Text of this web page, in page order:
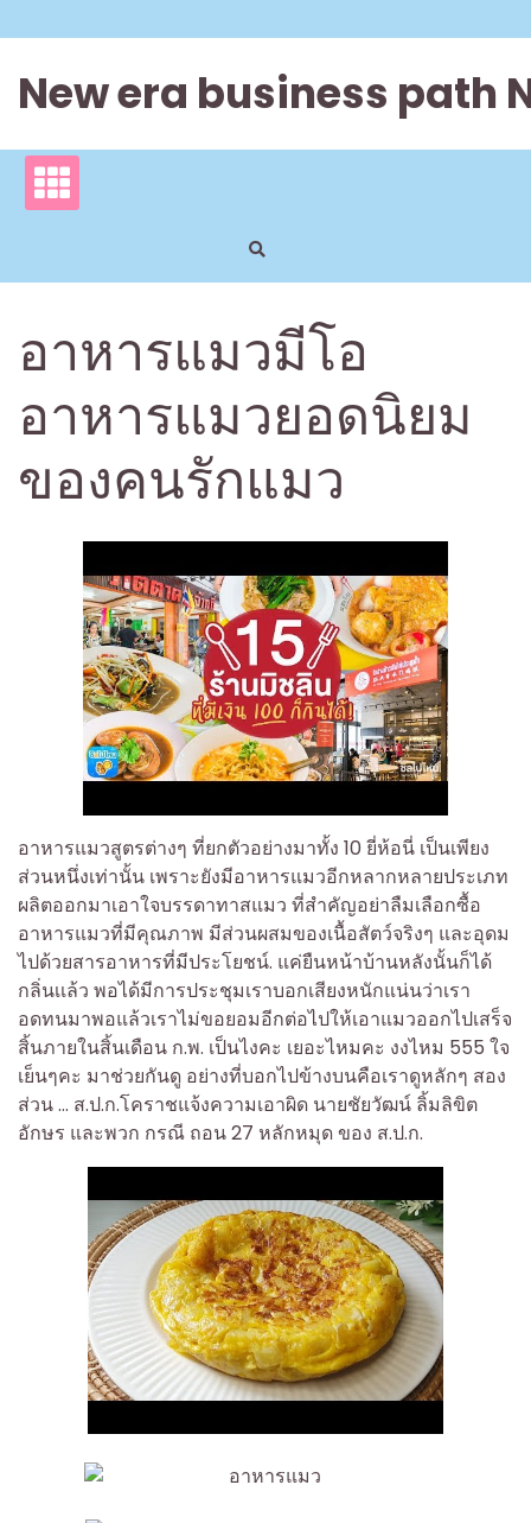
to
New era business path
อาหารแมวมีโอ
อาหารแมวยอดนิยม
ของคนรักแมว
อาหารแมวสูตรต่างๆ ที่ยกตัวอย่างมาทั้ง 10 ยี่ห้อนี่ เป็นเพียง
ส่วนหนึ่งเท่านั้น เพราะยังมีอาหารแมวอีกหลากหลายประเภท
ผลิตออกมาเอาใจบรรดาทาสแมว ที่สำคัญอย่าลืมเลือกซื้อ
อาหารแมวที่มีคุณภาพ มีส่วนผสมของเนื้อสัตว์จริงๆ และอุดม
ไปด้วยสารอาหารที่มีประโยชน์. แค่ยืนหน้าบ้านหลังนั้นก็ได้
กลิ่นเเล้ว พอได้มีการประชุมเราบอกเสียงหนักแน่นว่าเรา
อดทนมาพอแล้วเราไม่ขอยอมอีกต่อไปให้เอาแมวออกไปเสร็จ
สิ้นภายในสิ้นเดือน ก.พ. เป็นไงคะ เยอะไหมคะ งงไหม 555 ใจ
เย็นๆคะ มาช่วยกันดู อย่างที่บอกไปข้างบนคือเราดูหลักๆ สอง
ส่วน … ส.ป.ก.โคราชแจ้งความเอาผิด นายชัยวัฒน์ ลิ้มลิขิต
อักษร และพวก กรณี ถอน 27 หลักหมุด ของ ส.ป.ก.